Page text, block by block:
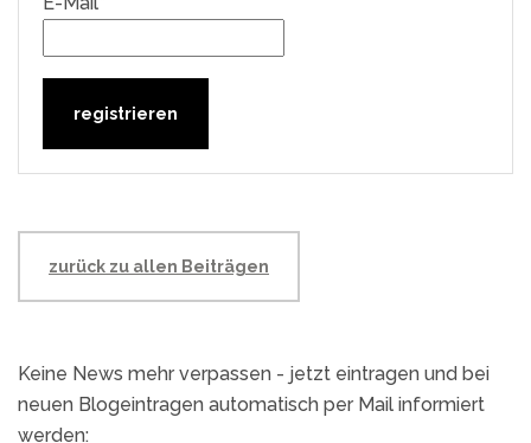
zurück zu allen Beiträgen
Keine News mehr verpassen - jetzt eintragen und bei
neuen Blogeintragen automatisch per Mail informiert
werden: